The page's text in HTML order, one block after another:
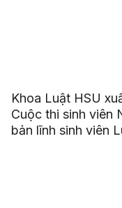
Khoa Luật HSU
Cuộc thi sinh viên
bản lĩnh sinh viên